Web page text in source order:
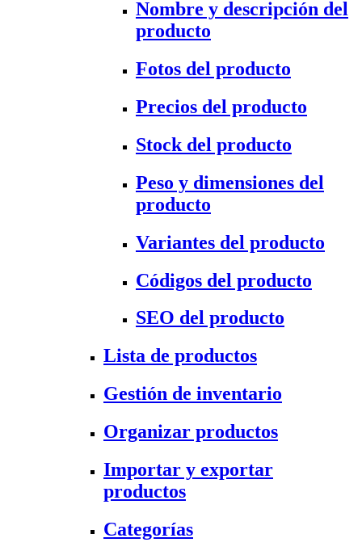
Nombre y descripción del
producto
Fotos del producto
Precios del producto
Stock del producto
Peso y dimensiones del
producto
Variantes del producto
Códigos del producto
SEO del producto
Lista de productos
Gestión de inventario
Organizar productos
Importar y exportar
productos
Categorías